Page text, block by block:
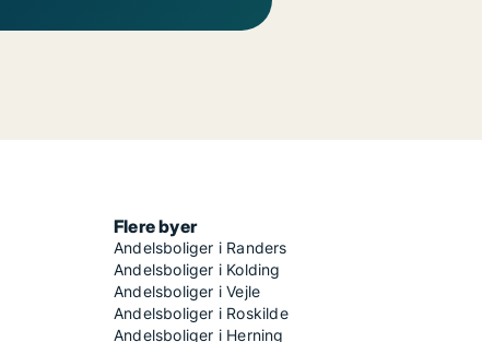
Flere byer
Andelsboliger i Randers
Andelsboliger i Kolding
Andelsboliger i Vejle
Andelsboliger i Roskilde
Andelsboliger i Herning